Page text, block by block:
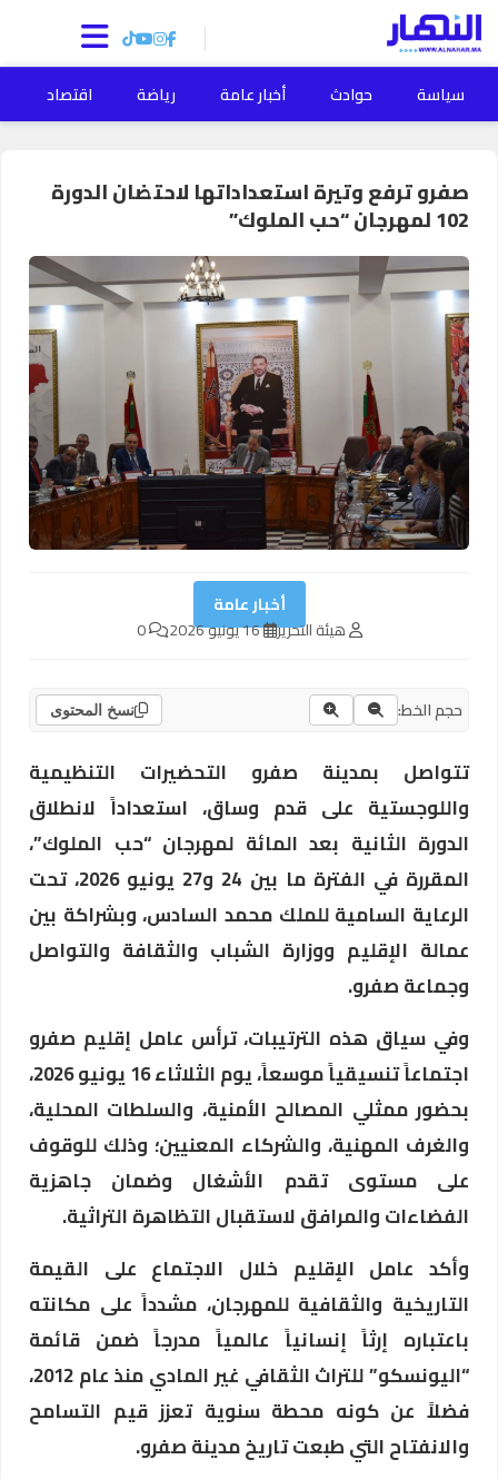
سياسة حوادث أخبار عامة رياضة اقتصاد
صفرو ترفع وتيرة استعداداتها لاحتضان الدورة
102 لمهرجان “حب الملوك”
أخبار عامة
هيئة التحرير 16 يونيو 2026 0
حجم الخط: نسخ المحتوى
تتواصل بمدينة صفرو التحضيرات التنظيمية
واللوجستية على قدم وساق، استعداداً لانطلاق
الدورة الثانية بعد المائة لمهرجان “حب الملوك”،
المقررة في الفترة ما بين 24 و27 يونيو 2026، تحت
الرعاية السامية للملك محمد السادس، وبشراكة بين
عمالة الإقليم ووزارة الشباب والثقافة والتواصل
وجماعة صفرو.
وفي سياق هذه الترتيبات، ترأس عامل إقليم صفرو
اجتماعاً تنسيقياً موسعاً، يوم الثلاثاء 16 يونيو 2026،
بحضور ممثلي المصالح الأمنية، والسلطات المحلية،
والغرف المهنية، والشركاء المعنيين؛ وذلك للوقوف
على مستوى تقدم الأشغال وضمان جاهزية
الفضاءات والمرافق لاستقبال التظاهرة التراثية.
وأكد عامل الإقليم خلال الاجتماع على القيمة
التاريخية والثقافية للمهرجان، مشدداً على مكانته
باعتباره إرثاً إنسانياً عالمياً مدرجاً ضمن قائمة
“اليونسكو” للتراث الثقافي غير المادي منذ عام 2012،
فضلاً عن كونه محطة سنوية تعزز قيم التسامح
والانفتاح التي طبعت تاريخ مدينة صفرو.